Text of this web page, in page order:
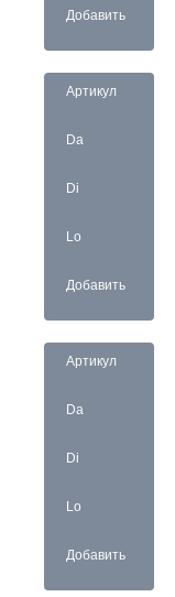
Добавить
Артикул
Da
Di
Lo
Добавить
Артикул
Da
Di
Lo
Добавить